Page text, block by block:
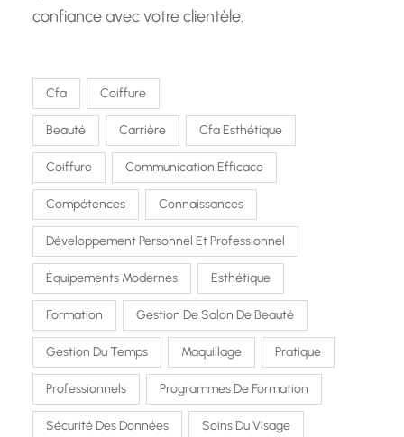
confiance avec votre clientèle.
Cfa Coiffure
Beauté Carrière Cfa Esthétique
Coiffure Communication Efficace
Compétences Connaissances
Développement Personnel Et Professionnel
Équipements Modernes Esthétique
Formation Gestion De Salon De Beauté
Gestion Du Temps Maquillage Pratique
Professionnels Programmes De Formation
Sécurité Des Données Soins Du Visage